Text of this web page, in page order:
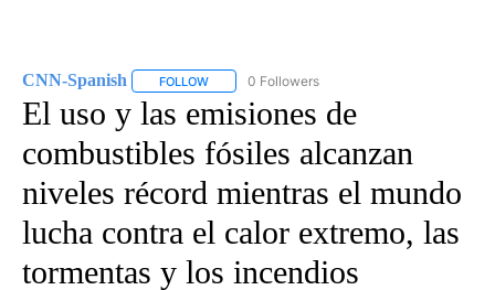
CNN-Spanish FOLLOW FOLLOW "CNN-SPANISH" TO RECEIVE
0 Followers
El uso y las emisiones de
combustibles fósiles alcanzan
niveles récord mientras el mundo
lucha contra el calor extremo, las
tormentas y los incendios